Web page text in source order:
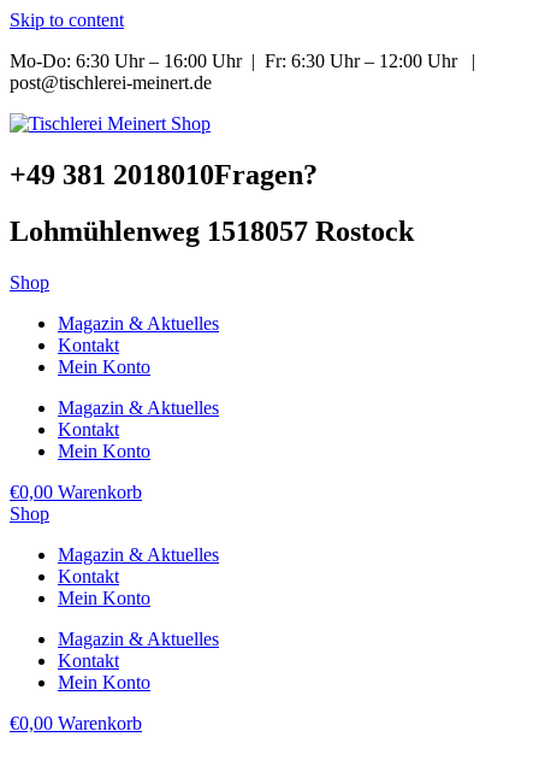
Skip to content
Mo-Do: 6:30 Uhr – 16:00 Uhr | Fr: 6:30 Uhr – 12:00 Uhr |
post@tischlerei-meinert.de
+49 381 2018010Fragen?
Lohmühlenweg 1518057 Rostock
Shop
Magazin & Aktuelles
Kontakt
Mein Konto
Magazin & Aktuelles
Kontakt
Mein Konto
€0,00 Warenkorb
Shop
Magazin & Aktuelles
Kontakt
Mein Konto
Magazin & Aktuelles
Kontakt
Mein Konto
€0,00 Warenkorb